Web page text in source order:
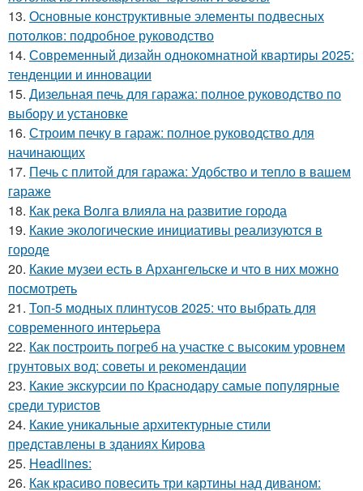
13. Основные конструктивные элементы подвесных
потолков: подробное руководство
14. Современный дизайн однокомнатной квартиры 2025:
тенденции и инновации
15. Дизельная печь для гаража: полное руководство по
выбору и установке
16. Строим печку в гараж: полное руководство для
начинающих
17. Печь с плитой для гаража: Удобство и тепло в вашем
гараже
18. Как река Волга влияла на развитие города
19. Какие экологические инициативы реализуются в
городе
20. Какие музеи есть в Архангельске и что в них можно
посмотреть
21. Топ-5 модных плинтусов 2025: что выбрать для
современного интерьера
22. Как построить погреб на участке с высоким уровнем
грунтовых вод: советы и рекомендации
23. Какие экскурсии по Краснодару самые популярные
среди туристов
24. Какие уникальные архитектурные стили
представлены в зданиях Кирова
25. Headlines:
26. Как красиво повесить три картины над диваном: